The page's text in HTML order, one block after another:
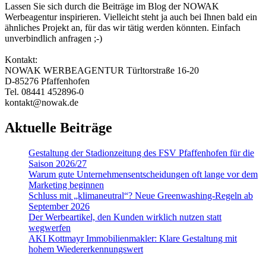
Lassen Sie sich durch die Beiträge im Blog der NOWAK
Werbeagentur inspirieren. Vielleicht steht ja auch bei Ihnen bald ein
ähnliches Projekt an, für das wir tätig werden könnten. Einfach
unverbindlich anfragen ;-)
Kontakt:
NOWAK WERBEAGENTUR Türltorstraße 16-20
D-85276 Pfaffenhofen
Tel. 08441 452896-0
kontakt@nowak.de
Aktuelle Beiträge
Gestaltung der Stadionzeitung des FSV Pfaffenhofen für die
Saison 2026/27
Warum gute Un­ter­nehmens­entschei­dungen oft lange vor dem
Marketing beginnen
Schluss mit „klimaneutral“? Neue Greenwashing-Regeln ab
September 2026
Der Werbeartikel, den Kunden wirklich nutzen statt
wegwerfen
AKI Kottmayr Immobilienmakler: Klare Gestaltung mit
hohem Wiedererkennungswert